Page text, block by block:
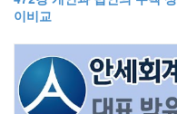
이비교